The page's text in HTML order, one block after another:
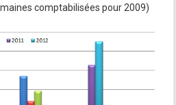
comptabilisées pour 2009)